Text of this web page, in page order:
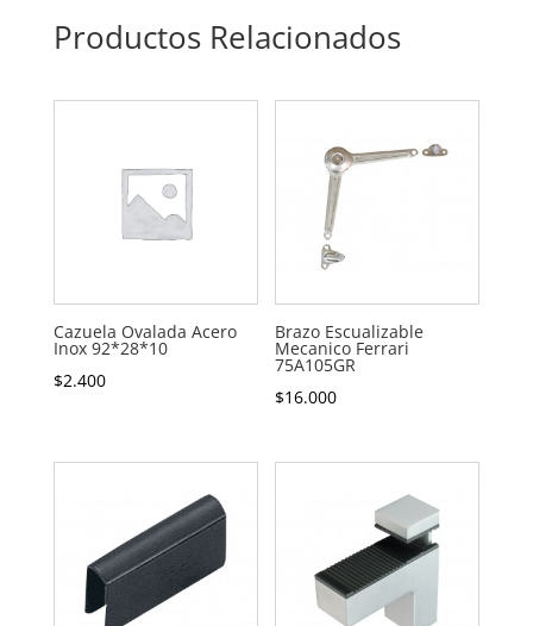
Productos Relacionados
Cazuela Ovalada Acero
Inox 92*28*10
$2.400
Brazo Escualizable
Mecanico Ferrari
75A105GR
$16.000